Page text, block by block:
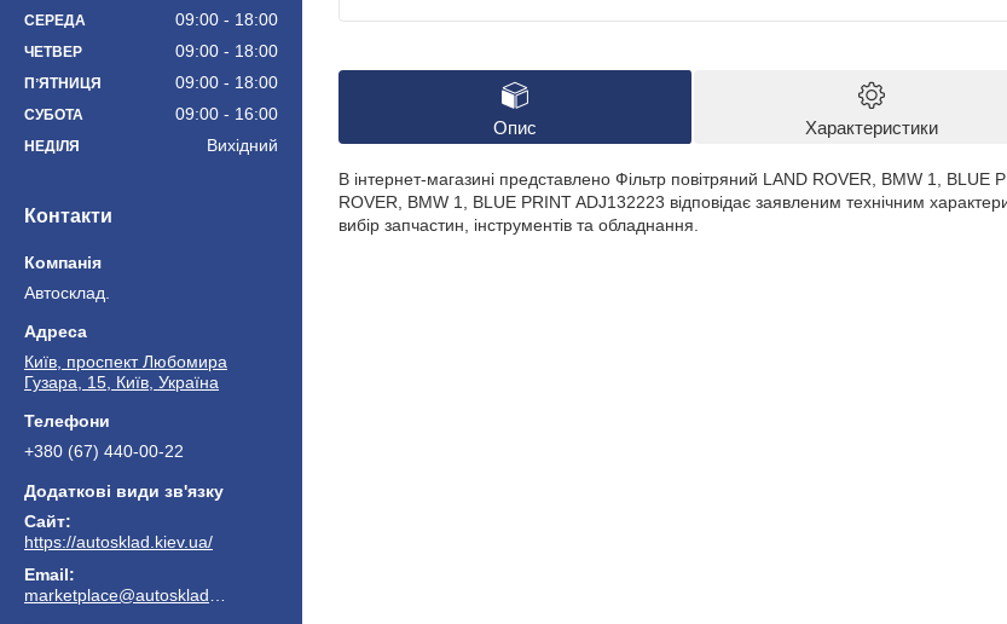
СЕРЕДА 09:00 18:00
ЧЕТВЕР 09:00 18:00
ПʼЯТНИЦЯ 09:00 18:00
СУБОТА 09:00 16:00
НЕДІЛЯ Вихідний
Контакти
Автосклад.
Київ, проспект Любомира
Гузара, 15, Київ, Україна
+380 (67) 440-00-22
https://autosklad.kiev.ua/
Опис Характеристики
В інтернет-магазині представлено Фільтр повітряний LAND ROVER, BMW 1, BLUE
ROVER, BMW 1, BLUE PRINT ADJ132223 відповідає заявленим технічним
вибір запчастин, інструментів та обладнання.